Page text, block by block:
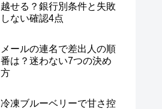
越せる？銀行別条件と失敗
しない確認4点
メールの連名で差出人の順
番は？迷わない7つの決め
方
冷凍ブルーベリーで甘さ控